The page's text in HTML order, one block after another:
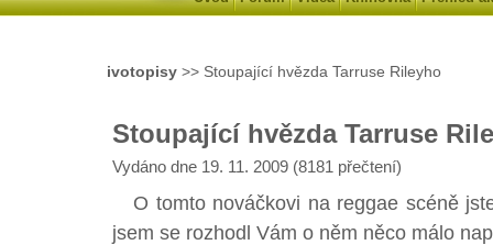
ivotopisy >> Stoupající hvězda Tarruse Rileyho
Stoupající hvězda Tarruse
Vydáno dne 19. 11. 2009 (8181 přečtení)
O tomto nováčkovi na reggae scéně jste
jsem se rozhodl Vám o něm něco málo